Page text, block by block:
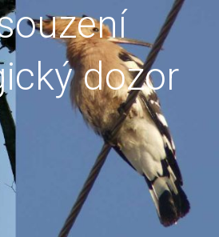
dozor